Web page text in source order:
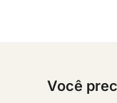
Você